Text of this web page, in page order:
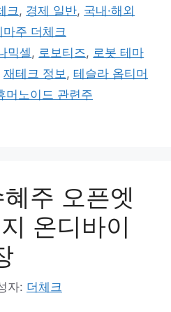
크, 경제 일반, 국내·해외
마주 더체크
믹셀, 로보티즈, 로봇 테마
재테크 정보, 테슬라 옵티머
머노이드 관련주
주 오픈엣
온디바이
자: 더체크